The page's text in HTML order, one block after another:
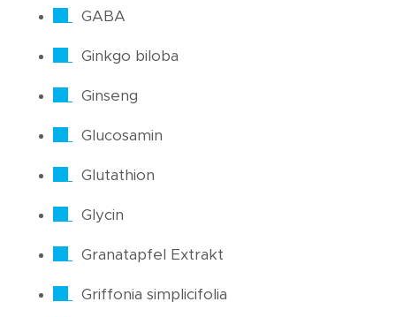
GABA
Ginkgo biloba
Ginseng
Glucosamin
Glutathion
Glycin
Granatapfel Extrakt
Griffonia simplicifolia